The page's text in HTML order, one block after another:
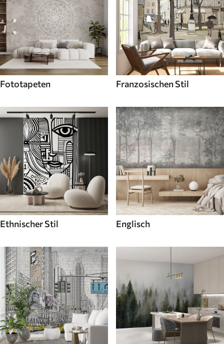
Fototapeten Franzosischen Stil
Ethnischer Stil Englisch